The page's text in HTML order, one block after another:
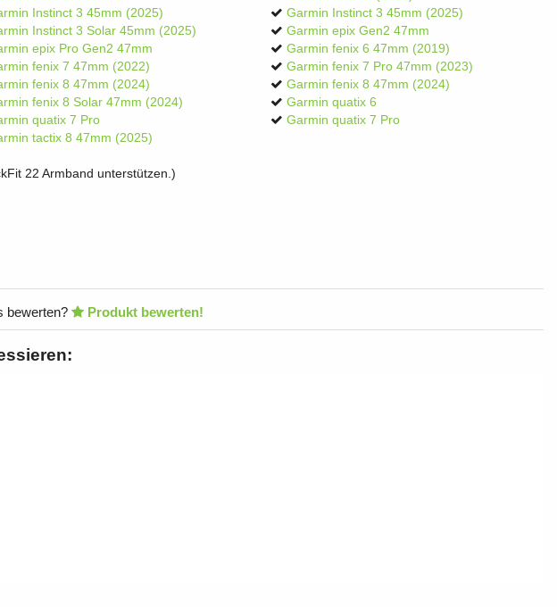
Instinct 3 45mm (2025)
Garmin Instinct 3 45mm (2025)
Instinct 3 Solar 45mm (2025)
Garmin epix Gen2 47mm
epix Pro Gen2 47mm
Garmin fenix 6 47mm (2019)
fenix 7 47mm (2022)
Garmin fenix 7 Pro 47mm (2023)
fenix 8 47mm (2024)
Garmin fenix 8 47mm (2024)
fenix 8 Solar 47mm (2024)
Garmin quatix 6
quatix 7 Pro
Garmin quatix 7 Pro
tactix 8 47mm (2025)
22 Armband unterstützen.)
bewerten? Produkt bewerten!